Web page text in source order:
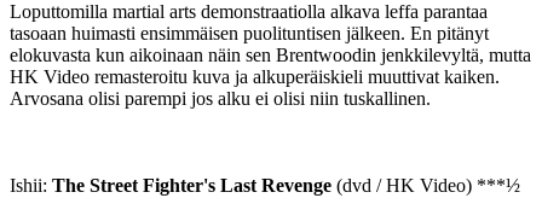
Loputtomilla martial arts demonstraatiolla alkava leffa parantaa
tasoaan huimasti ensimmäisen puolituntisen jälkeen. En pitänyt
elokuvasta kun aikoinaan näin sen Brentwoodin jenkkilevyltä, mutta
HK Video remasteroitu kuva ja alkuperäiskieli muuttivat kaiken.
Arvosana olisi parempi jos alku ei olisi niin tuskallinen.
Ishii: The Street Fighter's Last Revenge (dvd / HK Video) ***½